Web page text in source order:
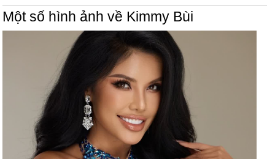
Một số hình ảnh về Kimmy Bùi